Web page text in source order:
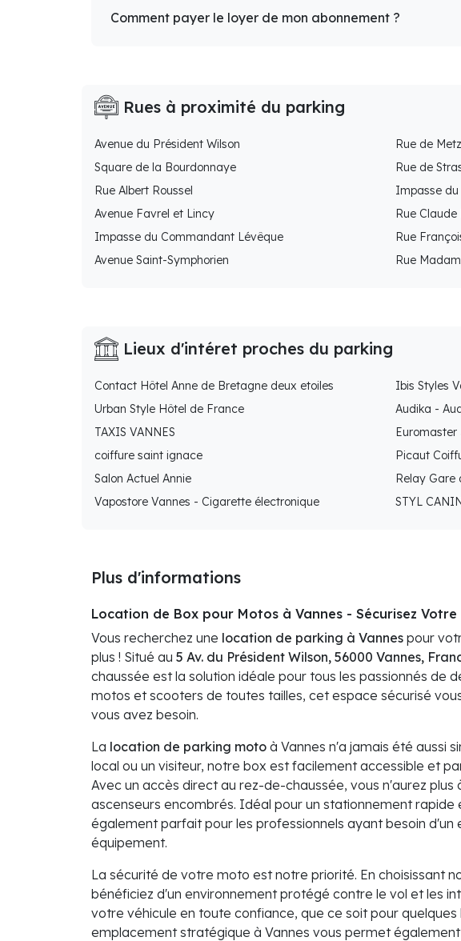
Comment payer le loyer de mon abonnement ?
Rues à proximité du parking
Avenue du Président Wilson
Rue de Metz
Square de la Bourdonnaye
Rue de
Rue Albert Roussel
Impasse du
Avenue Favrel et Lincy
Rue Claude
Impasse du Commandant Lévêque
Rue
Avenue Saint-Symphorien
Rue
Lieux d'intéret proches du parking
Contact Hôtel Anne de Bretagne deux etoiles
Ibis Styles
Urban Style Hôtel de France
Audika -
TAXIS VANNES
Euromaster
coiffure saint ignace
Picaut
Salon Actuel Annie
Relay Gare
Vapostore Vannes - Cigarette électronique
STYL
Plus d'informations
Location de Box pour Motos à Vannes - Sécurisez Votre
Vous recherchez une location de parking à Vannes pour
plus ! Situé au 5 Av. du Président Wilson, 56000 Vannes,
chaussée est la solution idéale pour tous les passionnés de
motos et scooters de toutes tailles, cet espace sécurisé
vous avez besoin.
La location de parking moto à Vannes n'a jamais été aussi
local ou un visiteur, notre box est facilement accessible et
Avec un accès direct au rez-de-chaussée, vous n'aurez plus
ascenseurs encombrés. Idéal pour un stationnement
également parfait pour les professionnels ayant besoin d'un
équipement.
La sécurité de votre moto est notre priorité. En choisissant
bénéficiez d'un environnement protégé contre le vol et les
votre véhicule en toute confiance, que ce soit pour quelques
emplacement stratégique à Vannes vous permet